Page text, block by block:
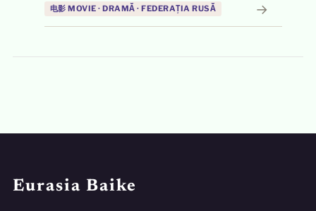
电影 MOVIE · DRAMĂ · FEDERAȚIA RUSĂ →
Eurasia Baike